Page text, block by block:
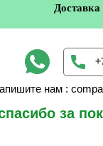
за
нам :